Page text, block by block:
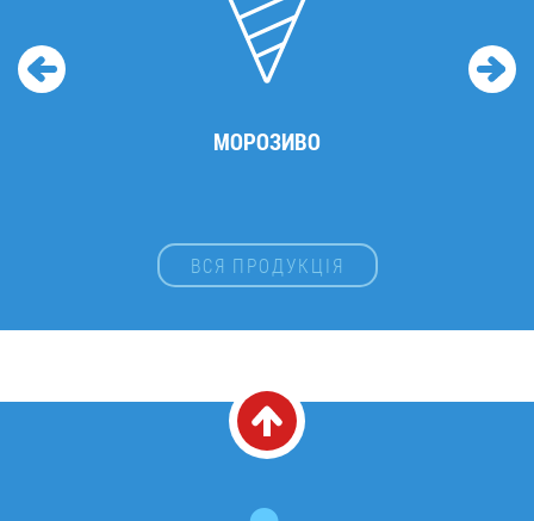
МОРОЗИВО
ВСЯ ПРОДУКЦІЯ